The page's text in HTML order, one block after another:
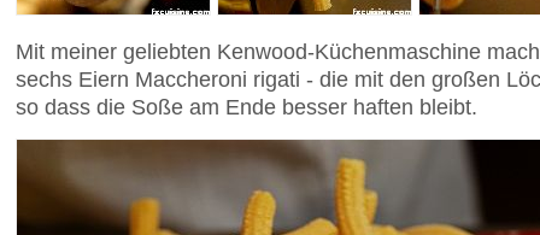
Mit meiner geliebten Kenwood-Küchenmaschine
sechs Eiern Maccheroni rigati - die mit den großen
so dass die Soße am Ende besser haften bleibt.